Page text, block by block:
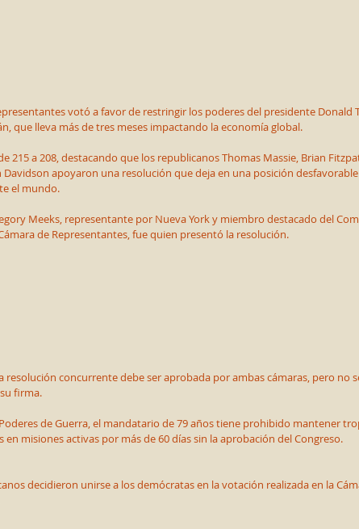
votó a favor de restringir los poderes del presidente Donald
que lleva más de tres meses impactando la economía global.
215 a 208, destacando que los republicanos Thomas Massie, Brian
Davidson apoyaron una resolución que deja en una posición
el mundo.
Meeks, representante por Nueva York y miembro destacado del
de Representantes, fue quien presentó la resolución.
resolución concurrente debe ser aprobada por ambas cámaras, pero no
firma.
de Guerra, el mandatario de 79 años tiene prohibido mantener
en misiones activas por más de 60 días sin la aprobación del Congreso.
decidieron unirse a los demócratas en la votación realizada en la